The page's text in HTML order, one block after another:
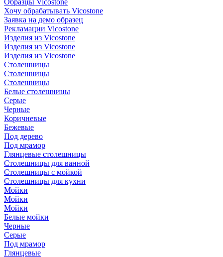
Образцы Vicostone
Хочу обрабатывать Vicostone
Заявка на демо образец
Рекламации Vicostone
Изделия из Vicostone
Изделия из Vicostone
Изделия из Vicostone
Столешницы
Столешницы
Столешницы
Белые столешницы
Серые
Черные
Коричневые
Бежевые
Под дерево
Под мрамор
Глянцевые столешницы
Столешницы для ванной
Столешницы с мойкой
Столешницы для кухни
Мойки
Мойки
Мойки
Белые мойки
Черные
Серые
Под мрамор
Глянцевые